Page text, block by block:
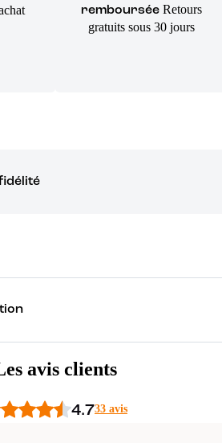
remboursée Retours
gratuits sous 30 jours
avis clients
4.733 avis